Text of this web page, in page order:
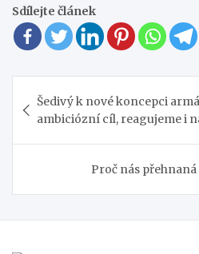
Sdílejte článek
Navigace
pro
příspěvek
Šedivý k nové koncepci
ambiciózní cíl, reagujeme i
Proč nás